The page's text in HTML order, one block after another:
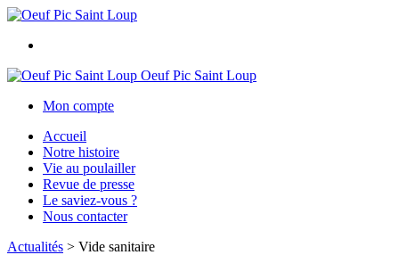
Oeuf Pic Saint Loup
Mon compte
Accueil
Notre histoire
Vie au poulailler
Revue de presse
Le saviez-vous ?
Nous contacter
Actualités > Vide sanitaire